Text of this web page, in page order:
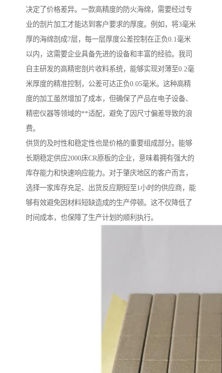
决定了价格差异。一款高精度的防火海绵，需要经过专
业的剖片加工才能达到客户要求的厚度。例如，将3毫米
厚的海绵剖成7层，每一层厚度公差控制在正负0.1毫米
以内，这需要企业具备先进的设备和丰富的经验。我司
自主研发的高精密剖片收料系统，能够实现对薄至0.2毫
米厚度的精准控制，公差可达正负0.05毫米。这种高精
度的加工虽然增加了成本，但确保了产品在电子设备、
精密仪器等领域的**适配，避免了因尺寸偏差导致的浪
费。
供货的及时性和稳定性也是价格的重要组成部分。能够
长期稳定供应2000床CR原板的企业，意味着拥有强大的
库存能力和快速响应能力。对于肇庆地区的客户而言，
选择一家库存充足、出货反应期短至1小时的供应商，能
够有效避免因材料短缺造成的生产停顿。这不仅降低了
时间成本，也保障了生产计划的顺利执行。